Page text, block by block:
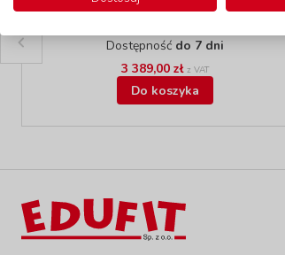
Zestaw ANIA
Dostępność do 7 dni
3 389,00 zł z VAT
Do koszyka